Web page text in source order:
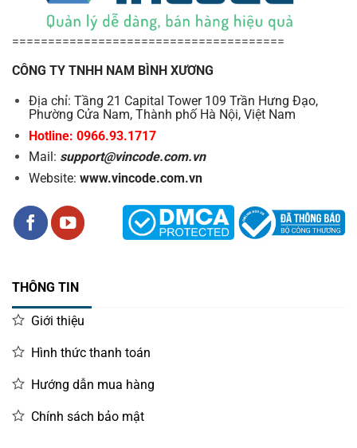
======================================
CÔNG TY TNHH NAM BÌNH XƯƠNG
Địa chỉ: Tầng 21 Capital Tower 109 Trần Hưng Đạo,
Phường Cửa Nam, Thành phố Hà Nội, Việt Nam
Hotline: 0966.93.1717
Mail: support@vincode.com.vn
Website: www.vincode.com.vn
THÔNG TIN
Giới thiệu
Hình thức thanh toán
Hướng dẫn mua hàng
Chính sách bảo mật